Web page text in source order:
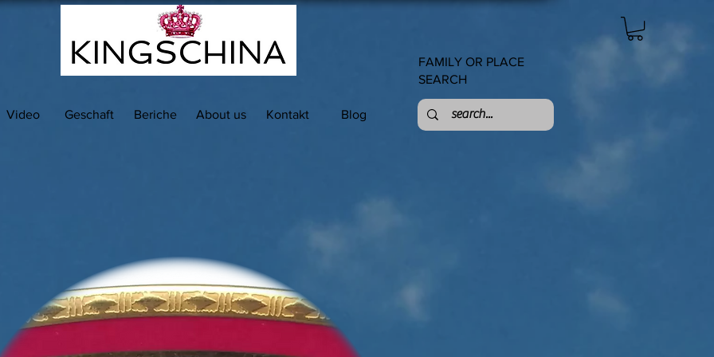
FAMILY OR PLACE
SEARCH
Video Geschaft Beriche About us Kontakt Blog